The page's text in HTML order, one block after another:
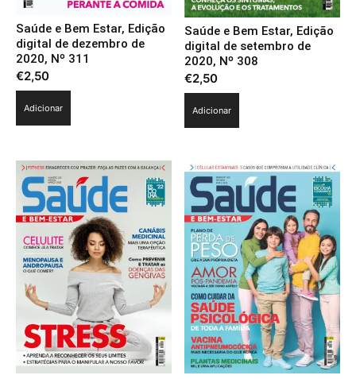
Saúde e Bem Estar, Edição
digital de dezembro de
2020, Nº 311
€2,50
Adicionar
Saúde e Bem Estar, Edição
digital de setembro de
2020, Nº 308
€2,50
Adicionar